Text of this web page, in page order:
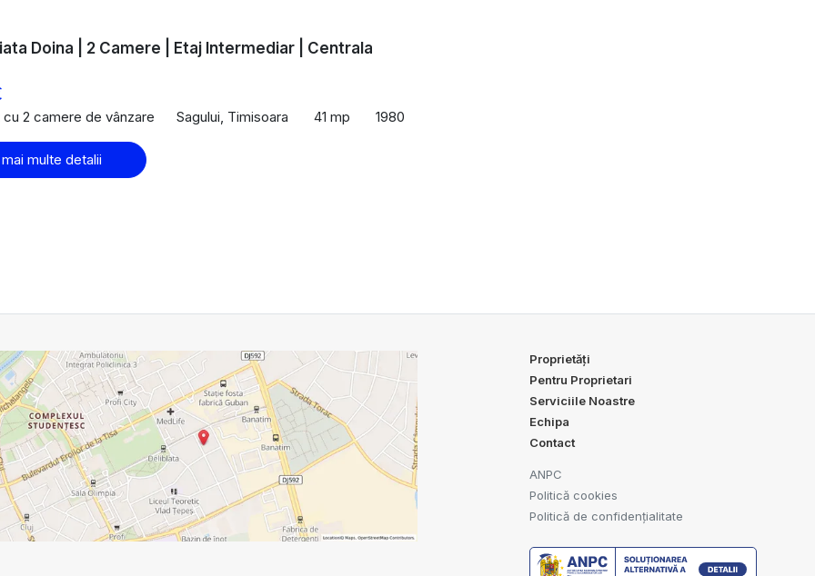
Doina | 2 Camere | Etaj Intermediar | Centrala
2 camere de vânzare Sagului, Timisoara 41 mp 1980
multe detalii
Proprietăți
Pentru Proprietari
Serviciile Noastre
Echipa
Contact
ANPC
Politică cookies
Politică de confidențialitate